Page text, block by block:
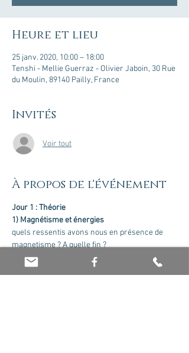
Heure et lieu
25 janv. 2020, 10:00 – 18:00
Tenshi - Mellie Guerraz - Olivier Jaboin, 30 Rue
du Moulin, 89140 Pailly, France
Invités
Voir tout
À propos de l'événement
quels ressentis avons nous en présence de
Limites du magnétisme, posture thérapeutique,